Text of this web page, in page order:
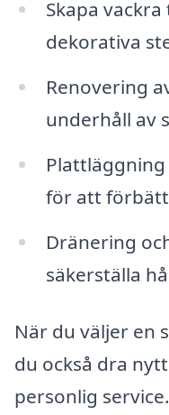
Skapa
dekorativa
Renovering
underhåll av
för att
Dränering
säkerställa
När du väljer en
du också dra
personlig